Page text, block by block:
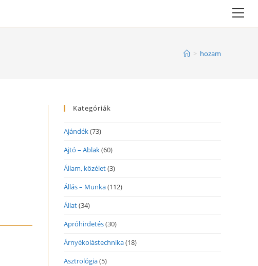
> hozam
Kategóriák
Ajándék(73)
Ajtó – Ablak(60)
Állam, közélet(3)
Állás – Munka(112)
Állat(34)
Apróhirdetés(30)
Árnyékolástechnika(18)
Asztrológia(5)